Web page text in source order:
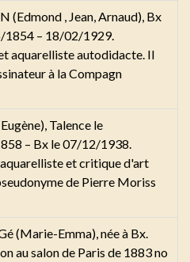
(Edmond , Jean, Arnaud), Bx
1854 – 18/02/1929.
aquarelliste autodidacte. Il
à la Compagn
Talence le
– Bx le 07/12/1938.
et critique d'art
de Pierre Moriss
(Marie-Emma), née à Bx.
au salon de Paris de 1883 no